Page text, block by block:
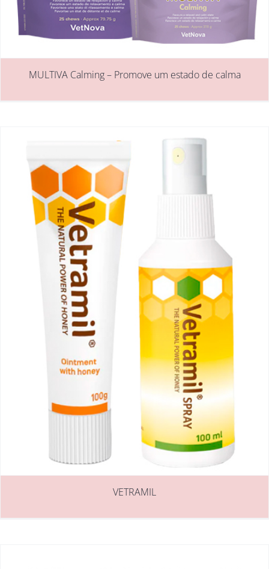
MULTIVA Calming – Promove um estado de calma
VETRAMIL